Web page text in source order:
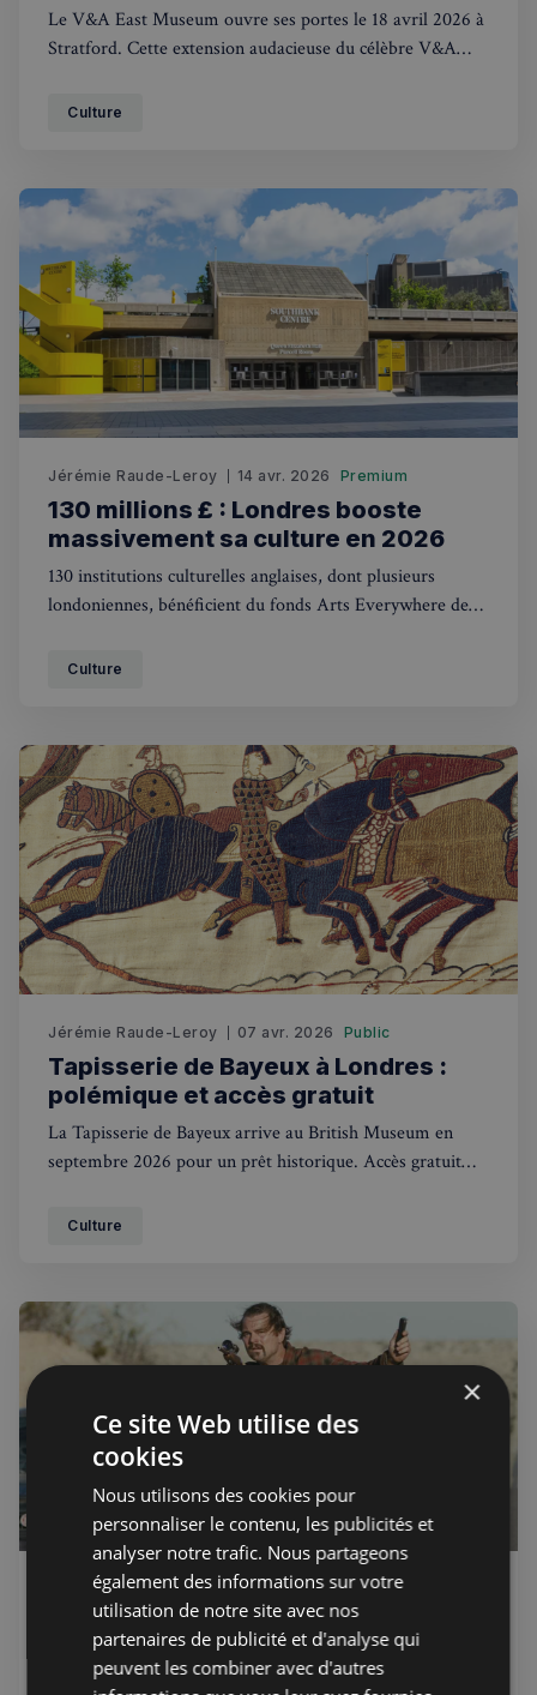
Le V&A East Museum ouvre ses portes le 18 avril 2026 à
Stratford. Cette extension audacieuse du célèbre V&A
culturelle majeure.
Culture
Jérémie Raude-Leroy 14 avr. 2026 Premium
130 millions £ : Londres booste
massivement sa culture en 2026
130 institutions culturelles anglaises, dont plusieurs
londoniennes, bénéficient du fonds Arts Everywhere de
COVID.
Culture
Jérémie Raude-Leroy 07 avr. 2026 Public
Tapisserie de Bayeux à Londres :
polémique et accès gratuit
La Tapisserie de Bayeux arrive au British Museum en
septembre 2026 pour un prêt historique. Accès gratuit
transport de ce trésor millénaire.
Culture
Rédaction 16 mars 2026 Membres
'One Battle After Another'
remporte l'Oscar du meilleur film
2026
×
Ce site Web utilise des
cookies
Nous utilisons des cookies pour
personnaliser le contenu, les publicités et
analyser notre trafic. Nous partageons
également des informations sur votre
utilisation de notre site avec nos
partenaires de publicité et d'analyse qui
peuvent les combiner avec d'autres